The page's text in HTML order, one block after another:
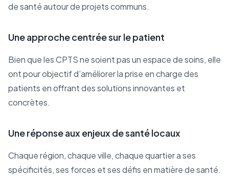
de santé autour de projets communs.
Une approche centrée sur le patient
Bien que les CPTS ne soient pas un espace de soins, elle
ont pour objectif d’améliorer la prise en charge des
patients en offrant des solutions innovantes et
concrètes.
Une réponse aux enjeux de santé locaux
Chaque région, chaque ville, chaque quartier a ses
spécificités, ses forces et ses défis en matière de santé.